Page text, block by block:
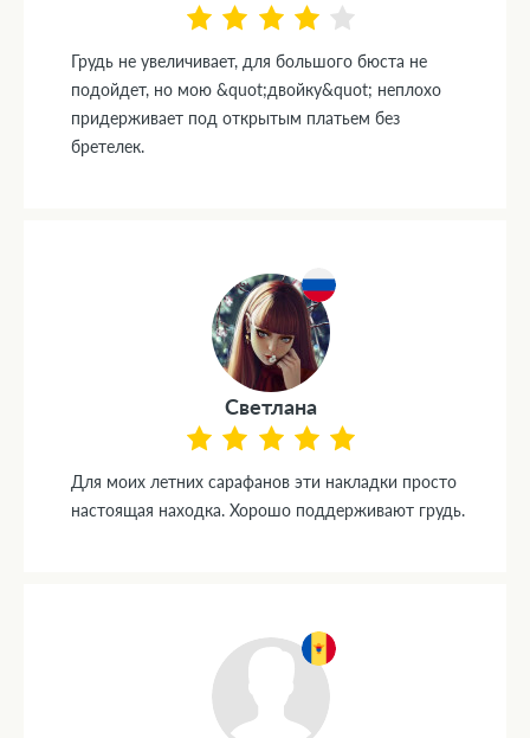
Грудь не увеличивает, для большого бюста не
подойдет, но мою &quot;двойку&quot; неплохо
придерживает под открытым платьем без
бретелек.
Светлана
Для моих летних сарафанов эти накладки просто
настоящая находка. Хорошо поддерживают грудь.